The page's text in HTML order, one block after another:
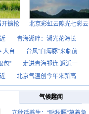
开镰抢 北京彩虹云隙光七彩云
青海湖畔：湖光花海长
大自
台风“白海豚”来临前
包”
走进青海祁连 邂逅一
北京气温创今年来新高
气候趣闻